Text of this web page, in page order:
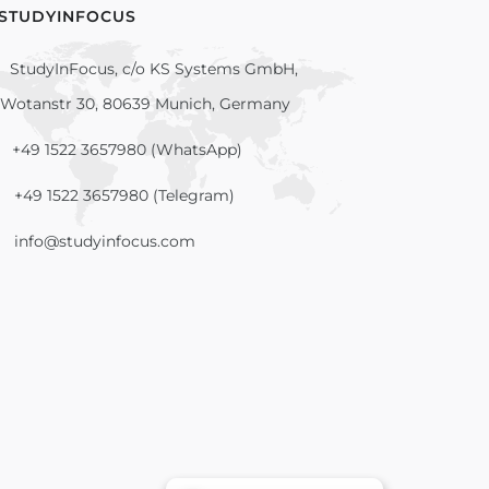
StudyInFocus, c/o KS Systems GmbH,
Wotanstr 30, 80639 Munich, Germany
+49 1522 3657980 (WhatsApp)
+49 1522 3657980 (Telegram)
info@studyinfocus.com